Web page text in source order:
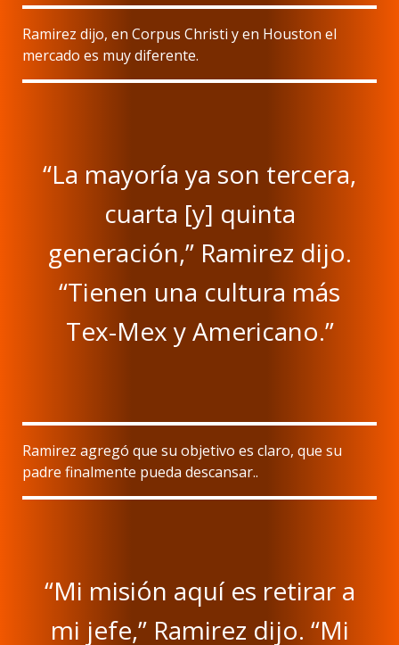
Ramirez dijo, en Corpus Christi y en Houston el
mercado es muy diferente.
“La mayoría ya son tercera,
cuarta [y] quinta
generación,” Ramirez dijo.
“Tienen una cultura más
Tex-Mex y Americano.”
Ramirez agregó que su objetivo es claro, que su
padre finalmente pueda descansar..
“Mi misión aquí es retirar a
mi jefe,” Ramirez dijo. “Mi